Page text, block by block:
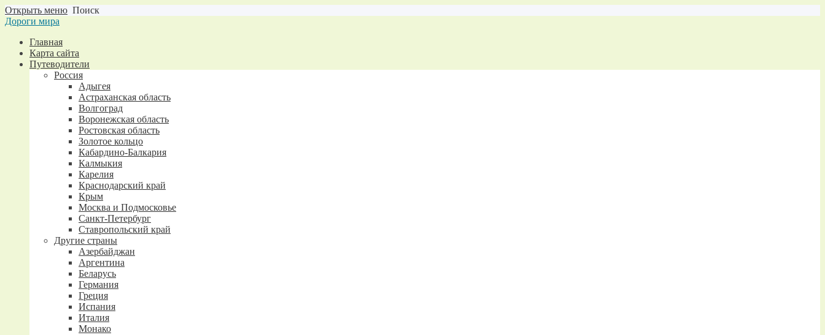
Открыть меню Поиск
Дороги мира
Главная
Карта сайта
Путеводители
Россия
Адыгея
Астраханская область
Волгоград
Воронежская область
Ростовская область
Золотое кольцо
Кабардино-Балкария
Калмыкия
Карелия
Краснодарский край
Крым
Москва и Подмосковье
Санкт-Петербург
Ставропольский край
Другие страны
Азербайджан
Аргентина
Беларусь
Германия
Греция
Испания
Италия
Монако